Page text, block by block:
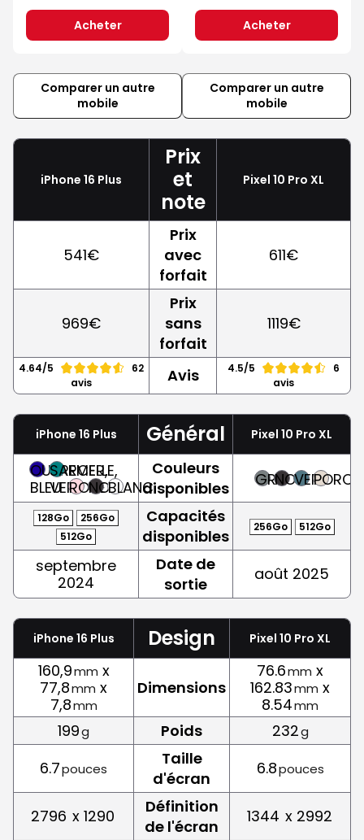
Acheter Acheter
Comparer un autre
mobile
Comparer un autre
mobile
iPhone 16 Plus
Prix
et
note
Pixel 10 Pro XL
541€
Prix
avec
forfait
611€
969€
Prix
sans
forfait
1119€
4.64/5
62
avis
Avis 4.5/5
6
avis
iPhone 16 Plus Général Pixel 10 Pro XL
OUTREMER,
BLEU
SARCELLE,
VERTROSENOIRBLANC
Couleurs
disponibles
GRISNOIRVERT
128Go
256Go
512Go
Capacités
disponibles
256Go 512Go
septembre
2024
Date de
sortie
août 2025
iPhone 16 Plus Design Pixel 10 Pro XL
160,9mm x
77,8mm x
7,8mm
Dimensions
76.6mm x
162.83mm x
8.54mm
199g Poids 232g
6.7pouces
Taille
d'écran
6.8pouces
2796 x 1290
Définition
de l'écran
1344 x 2992